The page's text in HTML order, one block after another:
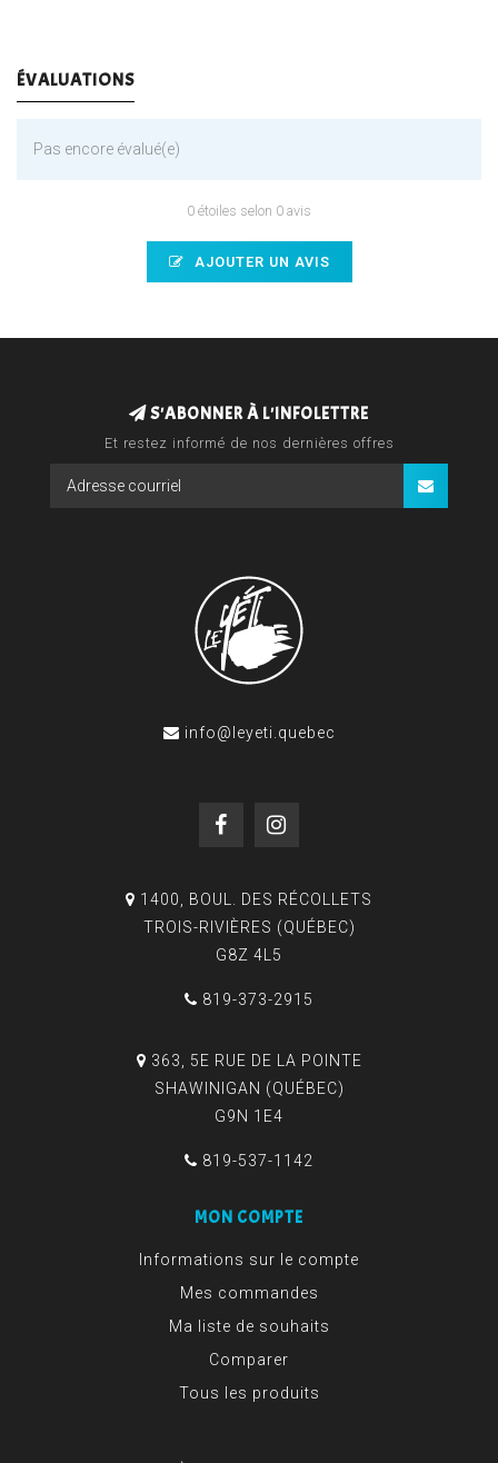
ÉVALUATIONS
Pas encore évalué(e)
0 étoiles selon 0 avis
AJOUTER UN AVIS
S'ABONNER À L'INFOLETTRE
Et restez informé de nos dernières offres
info@leyeti.quebec
1400, BOUL. DES RÉCOLLETS
TROIS-RIVIÈRES (QUÉBEC)
G8Z 4L5
819-373-2915
363, 5E RUE DE LA POINTE
SHAWINIGAN (QUÉBEC)
G9N 1E4
819-537-1142
MON COMPTE
Informations sur le compte
Mes commandes
Ma liste de souhaits
Comparer
Tous les produits